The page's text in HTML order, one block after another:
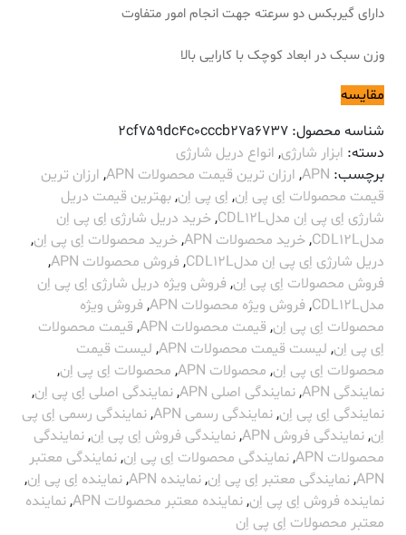
دارای گیربکس دو سرعته جهت انجام امور متفاوت
وزن سبک در ابعاد کوچک با کارایی بالا
مقایسه
شناسه محصول: 2cf759dc4c0cccb27a6737
دسته: ابزار شارژی, انواع دریل شارژی
برچسب: APN
, ارزان ترین قیمت محصولات APN , ارزان ترین
قیمت محصولات اِی پی اِن, اِی پی اِن,بهترین قیمت دریل
شارژی اِی پی اِن مدلCDL12L
,خرید دریل شارژی اِی پی اِن
مدلCDL12L
,خرید محصولات APN ,خرید محصولات اِی پی اِن,
دریل شارژی اِی پی اِن مدلCDL12L
, فروش محصولات APN
,
فروش محصولات اِی پی اِن, فروش ویژه دریل شارژی اِی پی اِن
مدلCDL12L
, فروش ویژه محصولات APN , فروش ویژه
محصولات اِی پی اِن, قیمت محصولات APN , قیمت محصولات
اِی پی اِن, لیست قیمت محصولات APN , لیست قیمت
محصولات اِی پی اِن, محصولات APN , محصولات اِی پی اِن,
نمایندگی APN
,نمایندگی اصلی APN ,نمایندگی اصلی اِی پی اِن,
نمایندگی اِی پی اِن,نمایندگی رسمی APN ,نمایندگی رسمی اِی پی
اِن,نمایندگی فروش APN ,نمایندگی فروش اِی پی اِن,نمایندگی
محصولات APN
,نمایندگی محصولات اِی پی اِن,نمایندگی معتبر
APN
,نمایندگی معتبر اِی پی اِن,نماینده APN ,نماینده اِی پی اِن,
نماینده فروش اِی پی اِن,نماینده معتبر محصولات APN ,نماینده
معتبر محصولات اِی پی اِن